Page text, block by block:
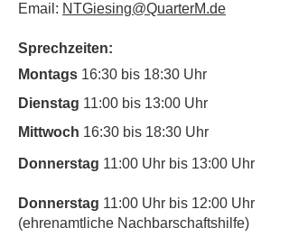
Email: NTGiesing@QuarterM.de
Sprechzeiten:
Montags 16:30 bis 18:30 Uhr
Dienstag 11:00 bis 13:00 Uhr
Mittwoch 16:30 bis 18:30 Uhr
Donnerstag 11:00 Uhr bis 13:00 Uhr
Donnerstag 11:00 Uhr bis 12:00 Uhr
(ehrenamtliche Nachbarschaftshilfe)